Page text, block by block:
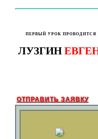
ПЕРВЫЙ УРОК ПРОВОДИТСЯ
ЛУЗГИН
ОТПРАВИТЬ ЗАЯВКУ